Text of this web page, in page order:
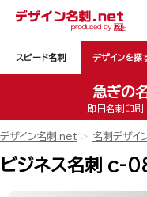
スピード名刺 デザインを探
急ぎの
即日名刺印刷
デザイン名刺.net 名刺デザイ
ビジネス名刺 c-